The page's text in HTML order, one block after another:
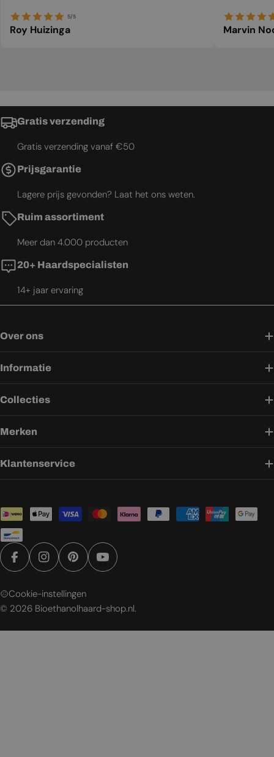
5/5
Roy Huizinga Marvin
Gratis verzending
Gratis verzending vanaf €50
Prijsgarantie
Lagere prijs gevonden? Laat het ons weten.
Ruim assortiment
Meer dan 4.000 producten
20+ Haardspecialisten
14+ jaar ervaring
Over ons
Informatie
Collecties
Merken
Klantenservice
Betaalmethoden
FacebookInstagramPinterestYouTube
© 2026 Bioethanolhaard-shop.nl.
Cookie-instellingen